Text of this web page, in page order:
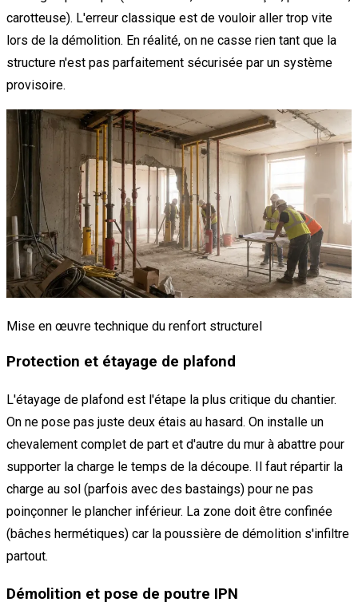
carotteuse). L'erreur classique est de vouloir aller trop vite
lors de la démolition. En réalité, on ne casse rien tant que la
structure n'est pas parfaitement sécurisée par un système
provisoire.
Mise en œuvre technique du renfort structurel
Protection et étayage de plafond
L'étayage de plafond est l'étape la plus critique du chantier.
On ne pose pas juste deux étais au hasard. On installe un
chevalement complet de part et d'autre du mur à abattre pour
supporter la charge le temps de la découpe. Il faut répartir la
charge au sol (parfois avec des bastaings) pour ne pas
poinçonner le plancher inférieur. La zone doit être confinée
(bâches hermétiques) car la poussière de démolition s'infiltre
partout.
Démolition et pose de poutre IPN